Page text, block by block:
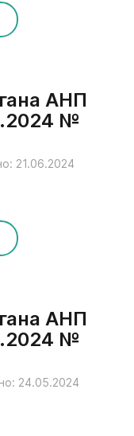
АНП
№
21.06.2024
АНП
№
24.05.2024